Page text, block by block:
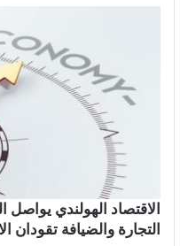
الاقتصاد الهولندي يواصل
التجارة والضيافة تقودان